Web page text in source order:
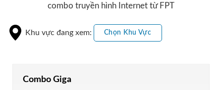
combo truyền hình Internet từ FPT
Khu vực đang xem: Chọn Khu Vực
Combo Giga